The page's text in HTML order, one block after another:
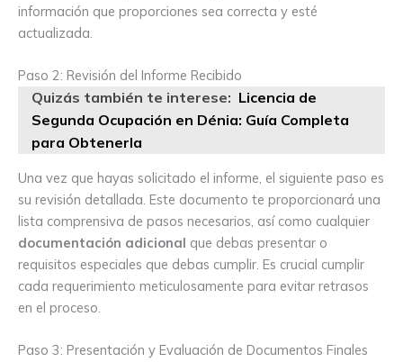
información que proporciones sea correcta y esté
actualizada.
Paso 2: Revisión del Informe Recibido
Quizás también te interese: Licencia de
Segunda Ocupación en Dénia: Guía Completa
para Obtenerla
Una vez que hayas solicitado el informe, el siguiente paso es
su revisión detallada. Este documento te proporcionará una
lista comprensiva de pasos necesarios, así como cualquier
documentación adicional que debas presentar o
requisitos especiales que debas cumplir. Es crucial cumplir
cada requerimiento meticulosamente para evitar retrasos
en el proceso.
Paso 3: Presentación y Evaluación de Documentos Finales